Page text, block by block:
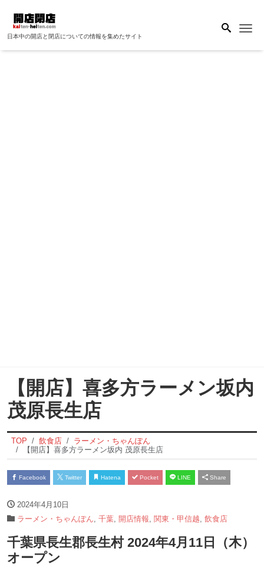
日本中の開店と閉店についての情報を集めたサイト
【開店】喜多方ラーメン坂内
茂原長生店
TOP 飲食店
ラーメン・ちゃんぽん
【開店】喜多方ラーメン坂内 茂原長生店
Facebook Twitter Hatena Pocket LINE Share
2024年4月10日
ラーメン・ちゃんぽん 千葉 開店情報 関東・甲信越 飲食店
千葉県長生郡長生村 2024年4月11日（木）
オープン